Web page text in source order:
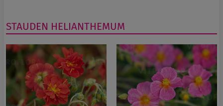
STAUDEN HELIANTHEMUM